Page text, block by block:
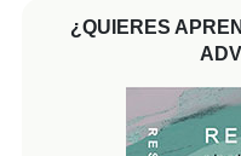
¿QUIERES